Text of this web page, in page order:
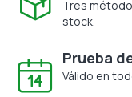
Tres
stock.
Prueba
Válido en